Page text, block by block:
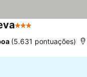
3 Estrelas
(5.631 pontuações)